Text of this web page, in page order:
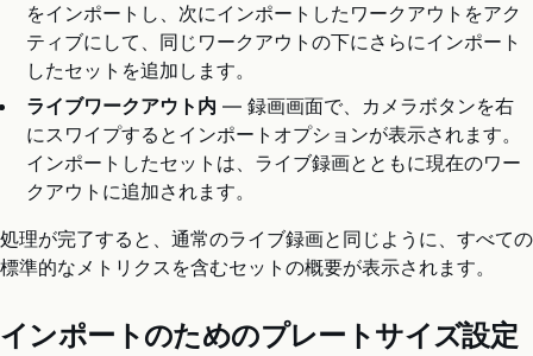
をインポートし、次にインポートしたワークアウトをアク
ティブにして、同じワークアウトの下にさらにインポート
したセットを追加します。
ライブワークアウト内 — 録画画面で、カメラボタンを右
にスワイプするとインポートオプションが表示されます。
インポートしたセットは、ライブ録画とともに現在のワー
クアウトに追加されます。
処理が完了すると、通常のライブ録画と同じように、すべての
標準的なメトリクスを含むセットの概要が表示されます。
インポートのためのプレートサイズ設定